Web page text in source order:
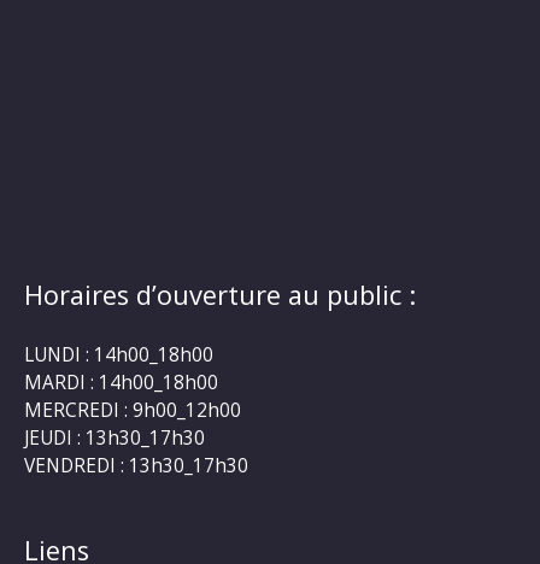
Horaires d’ouverture au public :
LUNDI : 14h00_18h00
MARDI : 14h00_18h00
MERCREDI : 9h00_12h00
JEUDI : 13h30_17h30
VENDREDI : 13h30_17h30
Liens